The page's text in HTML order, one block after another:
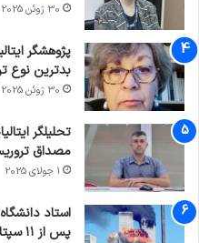
30 ژوئن 2025
پژوهشگر
بدترین نوع
30 ژوئن 2025
تحلیلگر
مصداق
1 جولای 2025
استاد
پس از ۱۱ سپتامبر زمینه‌ساز نسل‌کشی غزه شد